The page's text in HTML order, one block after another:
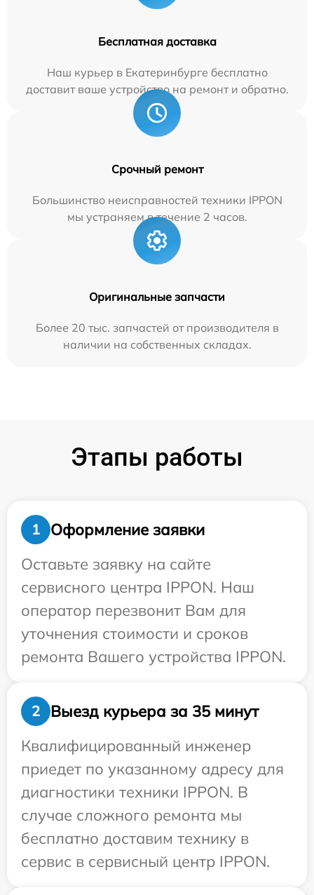
Бесплатная доставка
Наш курьер в Екатеринбурге бесплатно
доставит ваше устройство на ремонт и обратно.
Срочный ремонт
Большинство неисправностей техники IPPON
мы устраняем в течение 2 часов.
Оригинальные запчасти
Более 20 тыс. запчастей от производителя в
наличии на собственных складах.
Этапы работы
1
Оформление заявки
Оставьте заявку на сайте
сервисного центра IPPON. Наш
оператор перезвонит Вам для
уточнения стоимости и сроков
ремонта Вашего устройства IPPON.
2
Выезд курьера за 35 минут
Квалифицированный инженер
приедет по указанному адресу для
диагностики техники IPPON. В
случае сложного ремонта мы
бесплатно доставим технику в
сервис в сервисный центр IPPON.